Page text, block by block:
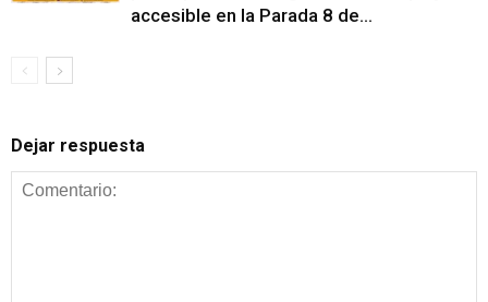
accesible en la Parada 8 de...
Dejar respuesta